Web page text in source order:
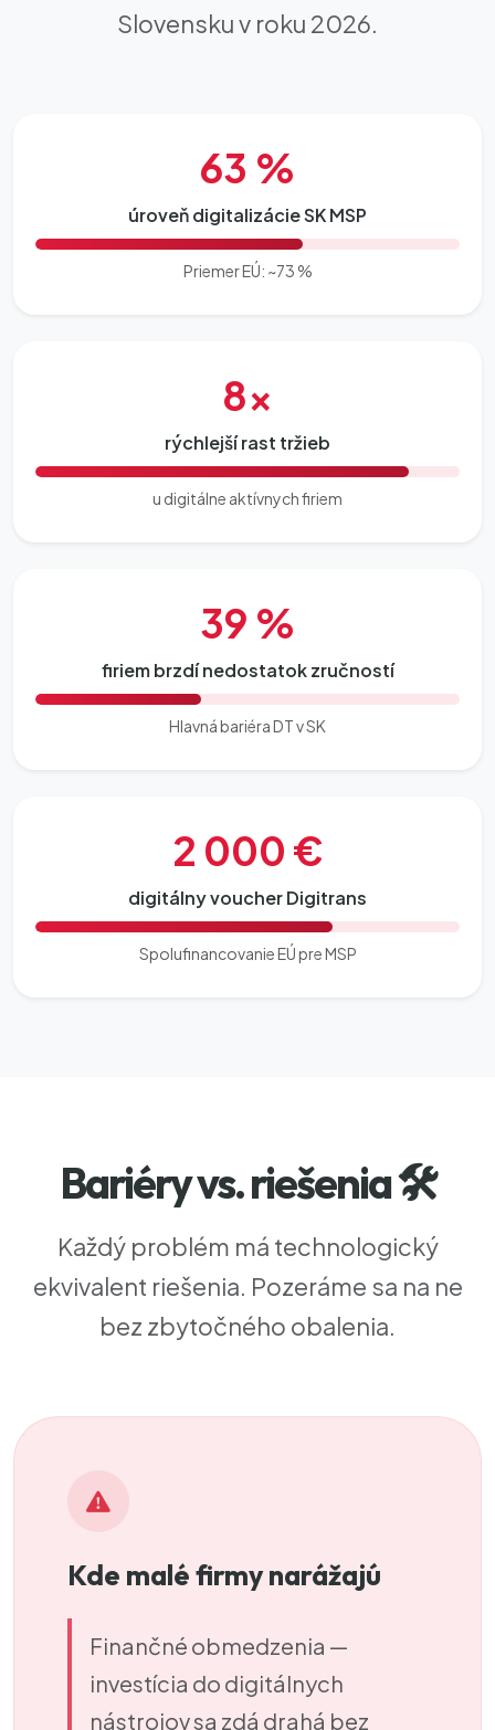
Slovensku v roku 2026.
63 %
úroveň digitalizácie SK MSP
Priemer EÚ: ~73 %
8×
rýchlejší rast tržieb
u digitálne aktívnych firiem
39 %
firiem brzdí nedostatok zručností
Hlavná bariéra DT v SK
2 000 €
digitálny voucher Digitrans
Spolufinancovanie EÚ pre MSP
Bariéry vs. riešenia 🛠️
Každý problém má technologický
ekvivalent riešenia. Pozeráme sa na ne
bez zbytočného obalenia.
Kde malé firmy narážajú
Finančné obmedzenia —
investícia do digitálnych
nástrojov sa zdá drahá bez